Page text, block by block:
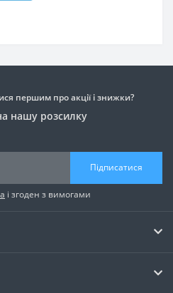
першим про акції і знижки?
нашу розсилку
Підписатися
і згоден з вимогами